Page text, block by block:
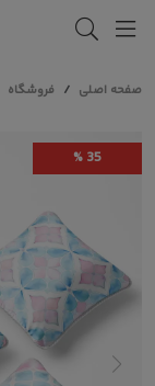
صفحه اصلی فروشگاه
35 %